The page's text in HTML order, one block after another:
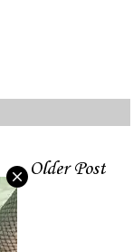
Older Post